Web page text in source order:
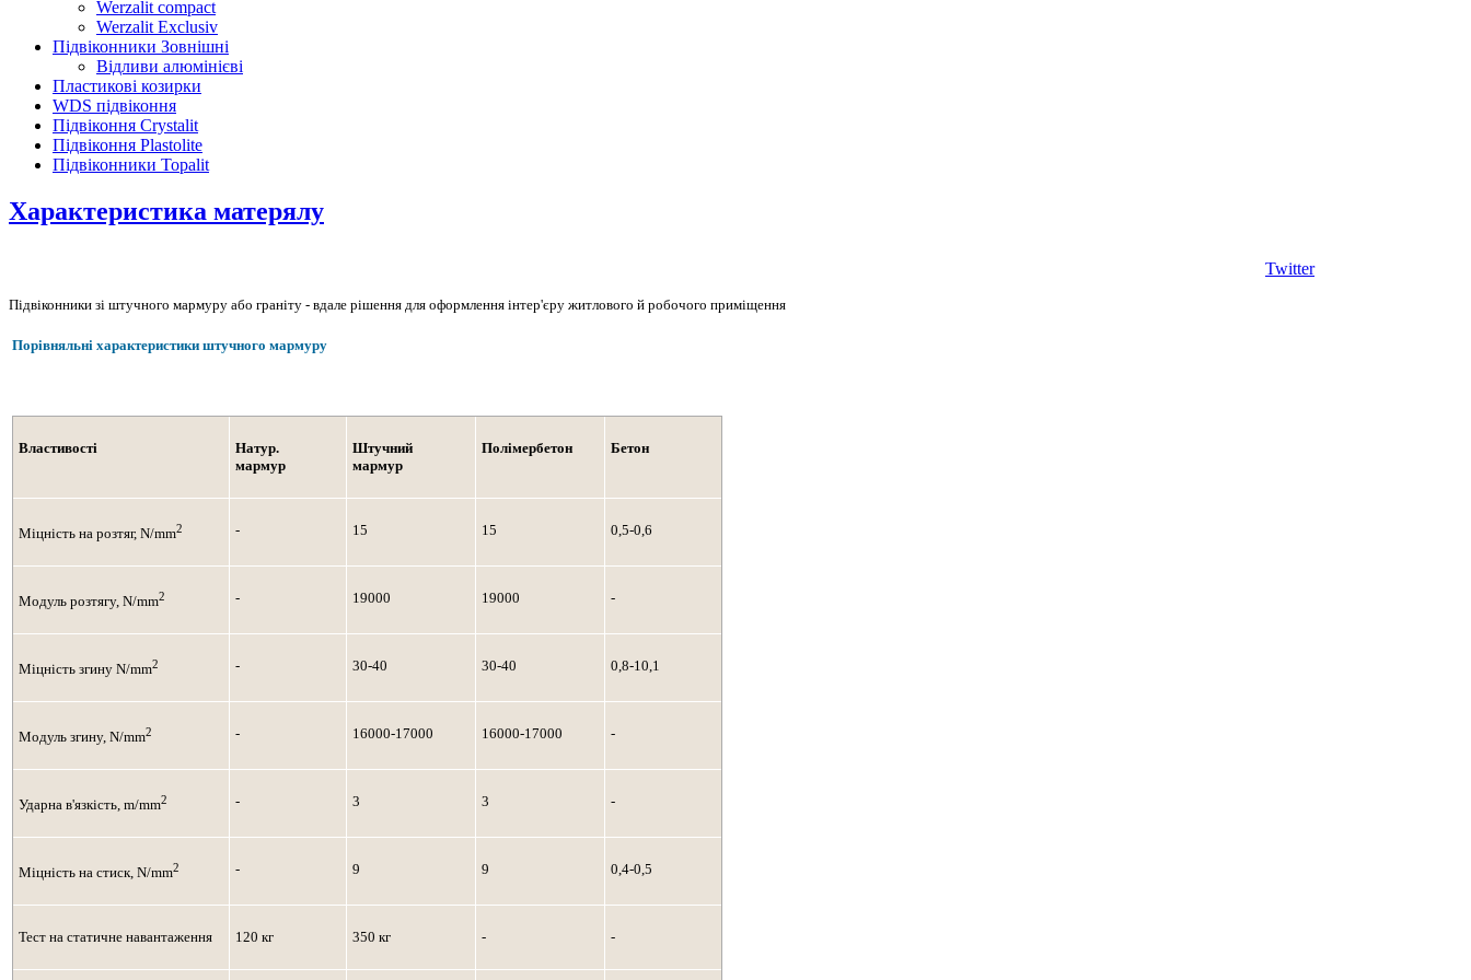
Werzalit compact
Werzalit Exclusiv
Підвіконники Зовнішні
Відливи алюмінієві
Пластикові козирки
WDS підвіконня
Підвіконня Crystalit
Підвіконня Plastolite
Підвіконники Topalit
Характеристика матерялу
Twitter
Підвіконники зі штучного мармуру або граніту - вдале рішення для оформлення інтер'єру житлового й робочого приміщення
Порівняльні характеристики штучного мармуру
Властивості
Натур.
мармур
Штучний
мармур
Полімербетон Бетон
Міцність на розтяг, N/mm2 - 15 15 0,5-0,6
Модуль розтягу, N/mm2 - 19000 19000 -
Міцність згину N/mm2 - 30-40 30-40 0,8-10,1
Модуль згину, N/mm2 - 16000-17000 16000-17000 -
Ударна в'язкість, m/mm2 - 3 3 -
Міцність на стиск, N/mm2 - 9 9 0,4-0,5
Тест на статичне навантаження 120 кг 350 кг - -